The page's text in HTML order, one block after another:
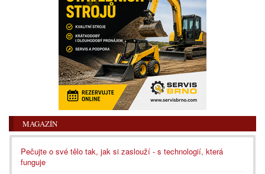
MAGAZÍN
Pečujte o své tělo tak, jak si zaslouží - s technologií, která
funguje